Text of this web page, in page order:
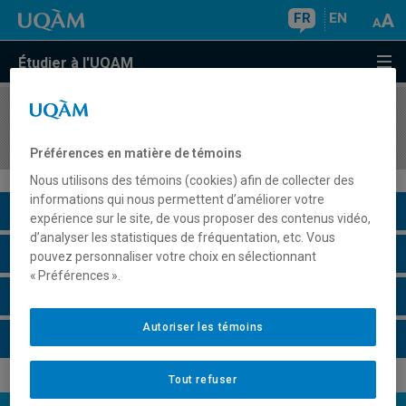
FR EN
Étudier à l'UQAM
COURS//
Description du cours
Horaire - Été 2026
Préférences en matière de témoins
Nous utilisons des témoins (cookies) afin de collecter des
informations qui nous permettent d’améliorer votre
expérience sur le site, de vous proposer des contenus vidéo,
d’analyser les statistiques de fréquentation, etc. Vous
pouvez personnaliser votre choix en sélectionnant
« Préférences ».
Tout refuser
Autoriser les témoins